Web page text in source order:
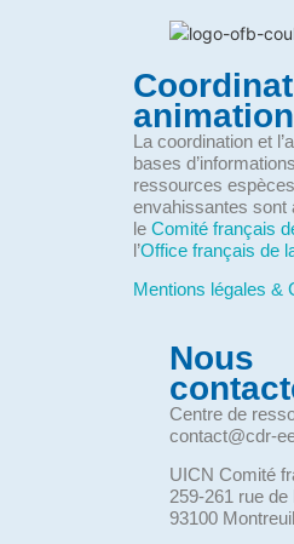
animation
La coordination et
bases
ressources
envahissantes sont
le Comité français
l’Office français de
Mentions légales &
Nous
Centre de
contact@cdr-
UICN Comité
259-261 rue de
93100 Montreuil